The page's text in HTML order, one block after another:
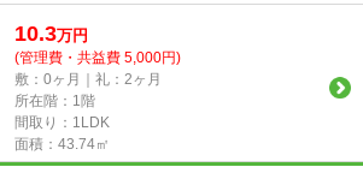
り...
10.3万円
(管理費・共益費 5,000円)
敷：0ヶ月｜礼：2ヶ月
所在階：1階
間取り：1LDK
面積：43.74㎡